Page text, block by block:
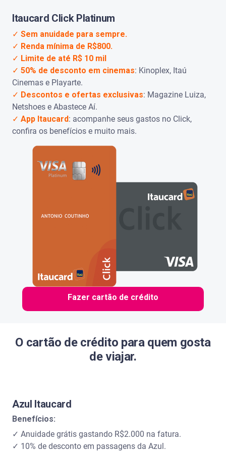
Itaucard Click Platinum
✓ Sem anuidade para sempre.
✓ Renda mínima de R$800.
✓ Limite de até R$ 10 mil
✓ 50% de desconto em cinemas: Kinoplex, Itaú
Cinemas e Playarte.
✓ Descontos e ofertas exclusivas: Magazine Luiza,
Netshoes e Abastece Aí.
✓ App Itaucard: acompanhe seus gastos no Click,
confira os benefícios e muito mais.
Fazer cartão de crédito
O cartão de crédito para quem gosta
de viajar.
Azul Itaucard
Benefícios:
✓ Anuidade grátis gastando R$2.000 na fatura.
✓ 10% de desconto em passagens da Azul.